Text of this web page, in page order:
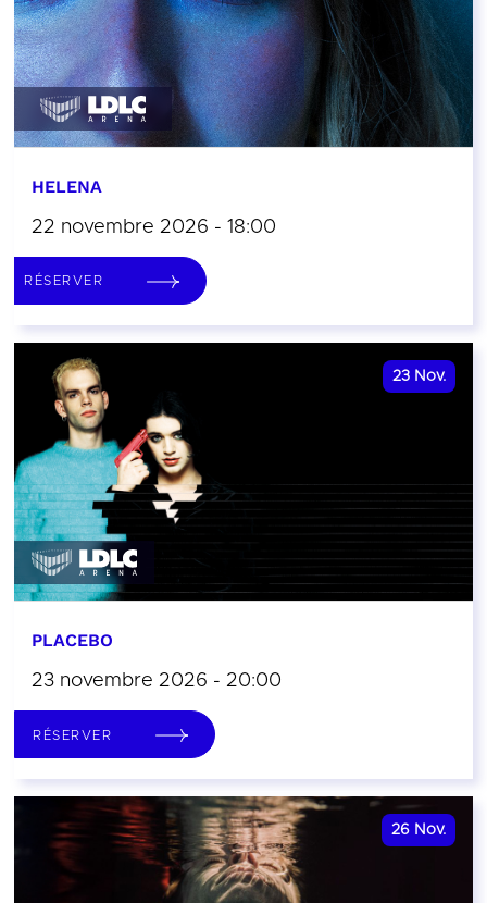
HELENA
22 novembre 2026 - 18:00
RÉSERVER
23 Nov.
PLACEBO
23 novembre 2026 - 20:00
RÉSERVER
26 Nov.